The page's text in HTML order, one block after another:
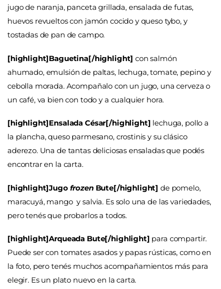
jugo de naranja, panceta grillada, ensalada de futas,
huevos revueltos con jamón cocido y queso tybo, y
tostadas de pan de campo.
[highlight]Baguetina[/highlight] con salmón
ahumado, emulsión de paltas, lechuga, tomate, pepino y
cebolla morada. Acompañalo con un jugo, una cerveza o
un café, va bien con todo y a cualquier hora.
[highlight]Ensalada César[/highlight] lechuga, pollo a
la plancha, queso parmesano, crostinis y su clásico
aderezo. Una de tantas deliciosas ensaladas que podés
encontrar en la carta.
[highlight]Jugo frozenBute[/highlight] de pomelo,
maracuyá, mango y salvia. Es solo una de las variedades,
pero tenés que probarlos a todos.
[highlight]Arqueada Bute[/highlight] para compartir.
Puede ser con tomates asados y papas rústicas, como en
la foto, pero tenés muchos acompañamientos más para
elegir. Es un plato nuevo en la carta.